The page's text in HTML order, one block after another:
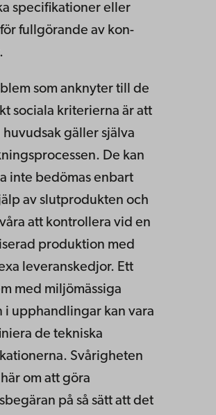
specifikationer eller
fullgörande av kon­
som anknyter till de
sociala kriterierna är att
hu­vud­sak gäller själva
De kan
inte bedömas enbart
av slutprodukten och
att kontrollera vid en
produktion med
leveranskedjor. Ett
med miljömässiga
i upphandlingar kan vara
de tekniska
Svårigheten
om att göra
på så sätt att det